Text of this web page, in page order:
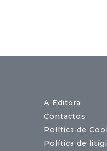
A Editora
Contactos
Política de
Política de